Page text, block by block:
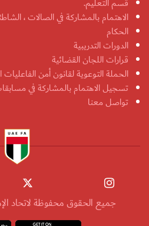
الاهتمام بالمشاركة في الصالات ،
الحكام
الدورات التدريبية
قرارات اللجان القضائية
الحملة التوعوية لقانون أمن الفاعليات
تسجيل الاهتمام بالمشاركة في
تواصل معنا
جميع الحقوق محفوظة لاتحاد